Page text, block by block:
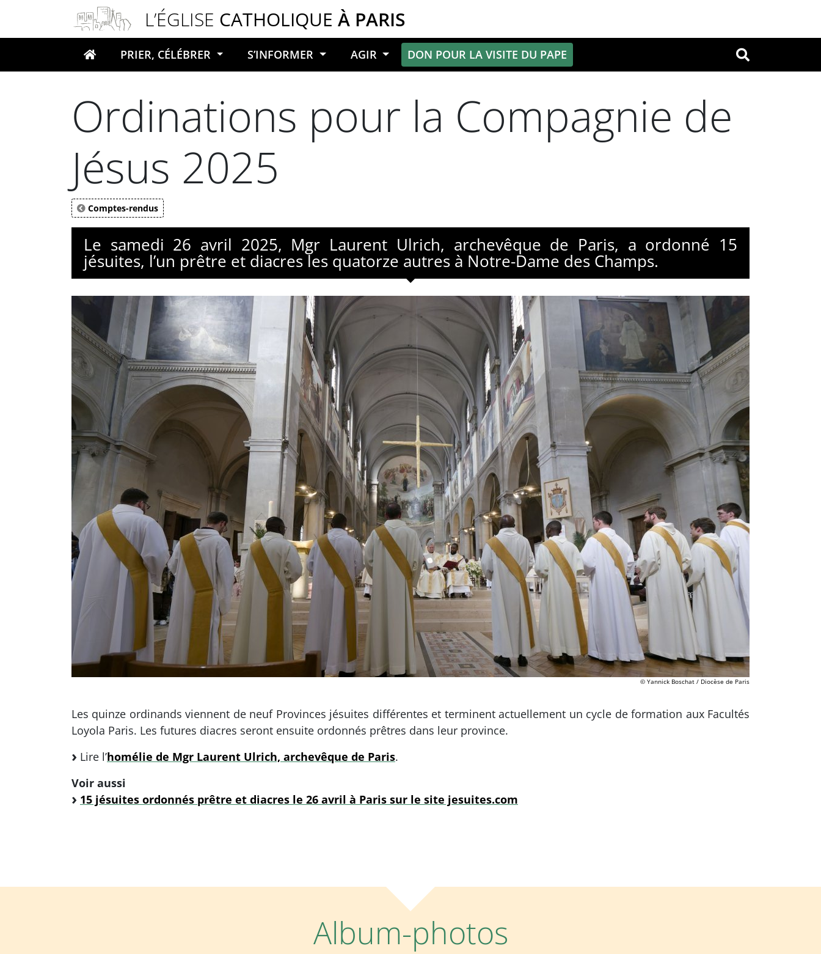
L’ÉGLISE CATHOLIQUE À PARIS
Votre recherche OK
PRIER, CÉLÉBRER S’INFORMER AGIR DON POUR LA VISITE DU PAPE
Ordinations pour la Compagnie de
Jésus 2025
Comptes-rendus
Le samedi 26 avril 2025, Mgr Laurent Ulrich, archevêque de Paris, a ordonné 15
jésuites, l’un prêtre et diacres les quatorze autres à Notre-Dame des Champs.
© Yannick Boschat / Diocèse de Paris
Les quinze ordinands viennent de neuf Provinces jésuites différentes et terminent actuellement un cycle de formation aux Facultés
Loyola Paris. Les futures diacres seront ensuite ordonnés prêtres dans leur province.
Lire l’homélie de Mgr Laurent Ulrich, archevêque de Paris.
Voir aussi
15 jésuites ordonnés prêtre et diacres le 26 avril à Paris sur le site jesuites.com
Album-photos
Panneau de gestion des cookies